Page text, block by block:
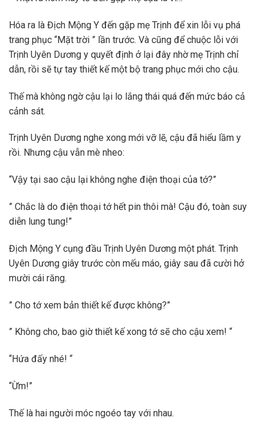
Hóa ra là Địch Mộng Y đến gặp mẹ Trịnh để xin lỗi vụ phá
trang phục “Mặt trời ” lần trước. Và cũng để chuộc lỗi với
Trịnh Uyên Dương y quyết định ở lại đây nhờ mẹ Trịnh chỉ
dẫn, rồi sẽ tự tay thiết kế một bộ trang phục mới cho cậu.
Thế mà không ngờ cậu lại lo lắng thái quá đến mức báo cả
cảnh sát.
Trịnh Uyên Dương nghe xong mới vỡ lẽ, cậu đã hiểu lầm y
rồi. Nhưng cậu vẫn mè nheo:
“Vậy tại sao cậu lại không nghe điện thoại của tớ?”
” Chắc là do điện thoại tớ hết pin thôi mà! Cậu đó, toàn suy
diễn lung tung!”
Địch Mộng Y cụng đầu Trịnh Uyên Dương một phát. Trịnh
Uyên Dương giây trước còn mếu máo, giây sau đã cười hở
mười cái răng.
” Cho tớ xem bản thiết kế được không?”
” Không cho, bao giờ thiết kế xong tớ sẽ cho cậu xem! “
“Hứa đấy nhé! “
“Ừm!”
Thế là hai người móc ngoéo tay với nhau.